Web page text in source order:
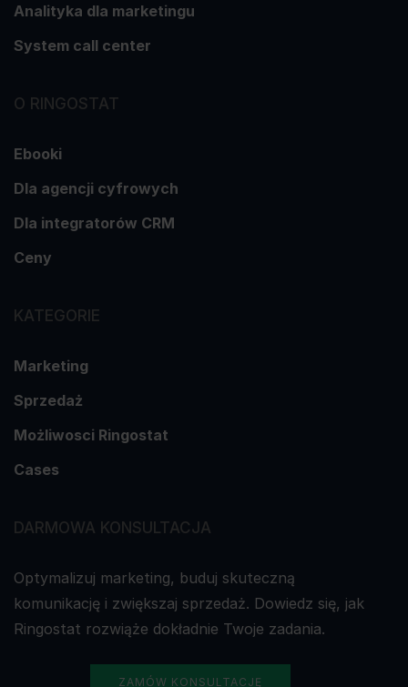
DARMOWA KONSULTACJA
Optymalizuj marketing, buduj skuteczną
komunikację i zwiększaj sprzedaż. Dowiedz się, jak
Ringostat rozwiąże dokładnie Twoje zadania.
ZAMÓW KONSULTACJĘ
Analityka dla marketingu
System call center
O RINGOSTAT
Ebooki
Dla agencji cyfrowych
Dla integratorów CRM
Ceny
KATEGORIE
Marketing
Sprzedaż
Możliwosci Ringostat
Cases